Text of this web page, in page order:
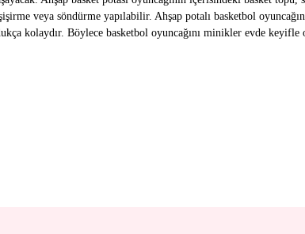
veya söndürme yapılabilir. Ahşap potalı basketbol
kolaydır. Böylece basketbol oyuncağını minikler evde